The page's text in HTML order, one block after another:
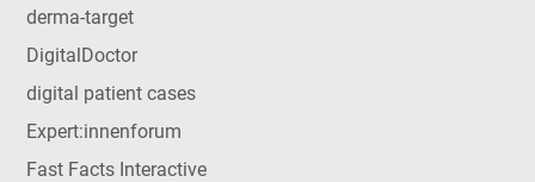
derma-target
DigitalDoctor
digital patient cases
Expert:innenforum
Fast Facts Interactive